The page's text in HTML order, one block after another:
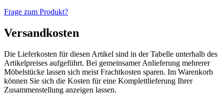
Frage zum Produkt?
Versandkosten
Die Lieferkosten für diesen Artikel sind in der Tabelle unterhalb des
Artikelpreises aufgeführt. Bei gemeinsamer Anlieferung mehrerer
Möbelstücke lassen sich meist Frachtkosten sparen. Im Warenkorb
können Sie sich die Kosten für eine Komplettlieferung Ihrer
Zusammenstellung anzeigen lassen.